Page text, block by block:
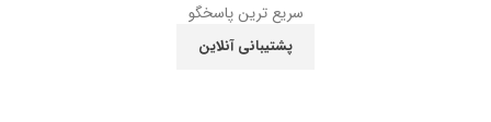
سریع ترین پاسخگو
پشتیبانی آنلاین